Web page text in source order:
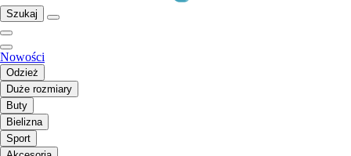
Szukaj
Nowości
Odzież
Duże rozmiary
Buty
Bielizna
Sport